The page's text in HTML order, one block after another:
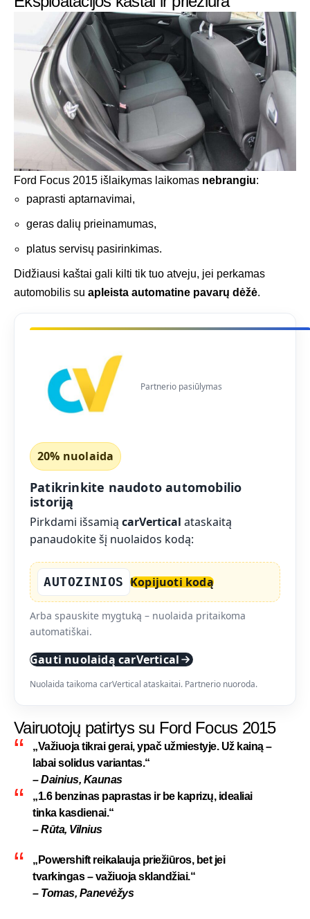
Ford Focus 2015 išlaikymas laikomas nebrangiu:
paprasti aptarnavimai,
geras dalių prieinamumas,
platus servisų pasirinkimas.
Didžiausi kaštai gali kilti tik tuo atveju, jei perkamas
automobilis su apleista automatine pavarų dėžė.
Partnerio pasiūlymas
20% nuolaida
Patikrinkite naudoto automobilio
istoriją
Pirkdami išsamią carVertical ataskaitą
panaudokite šį nuolaidos kodą:
AUTOZINIOS Kopijuoti kodą
Arba spauskite mygtuką – nuolaida pritaikoma
automatiškai.
Gauti nuolaidą carVertical
Nuolaida taikoma carVertical ataskaitai. Partnerio nuoroda.
Vairuotojų patirtys su Ford Focus 2015
„Važiuoja tikrai gerai, ypač užmiestyje. Už kainą –
labai solidus variantas.“
– Dainius, Kaunas
„1.6 benzinas paprastas ir be kaprizų, idealiai
tinka kasdienai.“
– Rūta, Vilnius
„Powershift reikalauja priežiūros, bet jei
tvarkingas – važiuoja sklandžiai.“
– Tomas, Panevėžys